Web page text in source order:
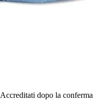
Accreditati dopo la conferma